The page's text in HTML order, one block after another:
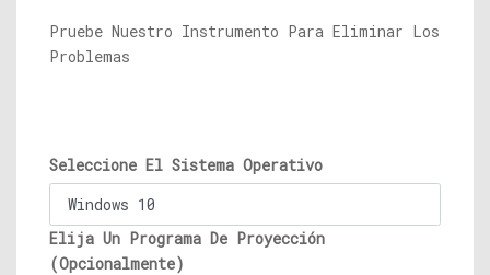
Pruebe Nuestro Instrumento Para Eliminar Los
Problemas
Seleccione El Sistema Operativo
Elija Un Programa De Proyección
(Opcionalmente)